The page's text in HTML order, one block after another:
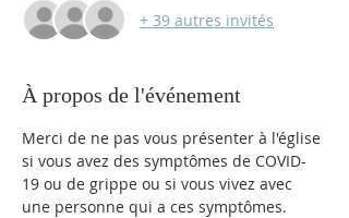
+ 39 autres invités
À propos de l'événement
Merci de ne pas vous présenter à l'église
si vous avez des symptômes de COVID-
19 ou de grippe ou si vous vivez avec
une personne qui a ces symptômes.